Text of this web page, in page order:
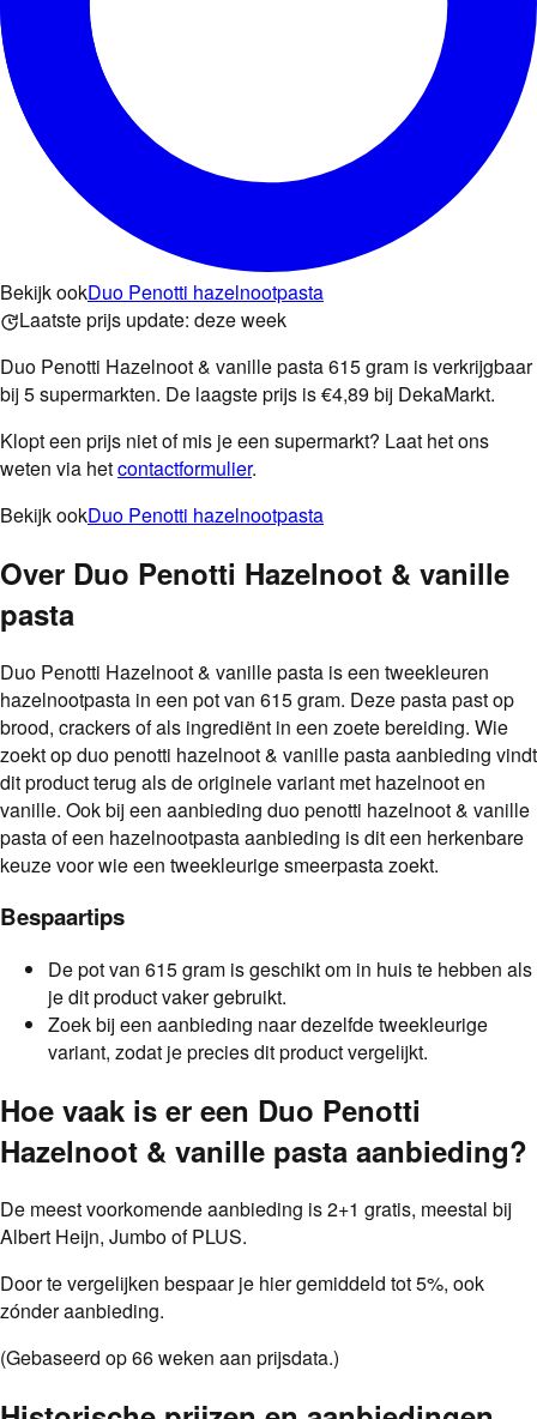
Bekijk ookDuo Penotti hazelnootpasta
Laatste prijs update: deze week
Duo Penotti Hazelnoot & vanille pasta 615 gram is verkrijgbaar
bij 5 supermarkten. De laagste prijs is €4,89 bij DekaMarkt.
Klopt een prijs niet of mis je een supermarkt? Laat het ons
weten via hetcontactformulier.
Bekijk ookDuo Penotti hazelnootpasta
Over Duo Penotti Hazelnoot & vanille
pasta
Duo Penotti Hazelnoot & vanille pasta is een tweekleuren
hazelnootpasta in een pot van 615 gram. Deze pasta past op
brood, crackers of als ingrediënt in een zoete bereiding. Wie
zoekt op duo penotti hazelnoot & vanille pasta aanbieding vindt
dit product terug als de originele variant met hazelnoot en
vanille. Ook bij een aanbieding duo penotti hazelnoot & vanille
pasta of een hazelnootpasta aanbieding is dit een herkenbare
keuze voor wie een tweekleurige smeerpasta zoekt.
Bespaartips
De pot van 615 gram is geschikt om in huis te hebben als
je dit product vaker gebruikt.
Zoek bij een aanbieding naar dezelfde tweekleurige
variant, zodat je precies dit product vergelijkt.
Hoe vaak is er een Duo Penotti
Hazelnoot & vanille pasta aanbieding?
De meest voorkomende aanbieding is2+1 gratis, meestal bij
Albert Heijn, Jumbo of PLUS.
Door te vergelijken bespaar je hier gemiddeld tot5%, ook
zónder aanbieding.
(Gebaseerd op66weken aan prijsdata.)